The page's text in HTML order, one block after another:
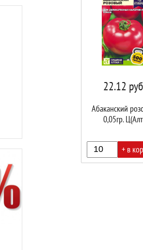
22.12
Абаканский
0,05гр.
+ в